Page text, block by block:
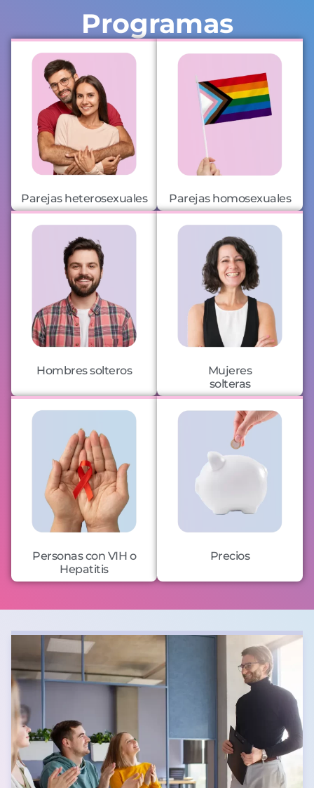
Programas
Parejas heterosexuales Parejas homosexuales
Hombres solteros
Mujeres
solteras
Personas con VIH o
Hepatitis
Precios